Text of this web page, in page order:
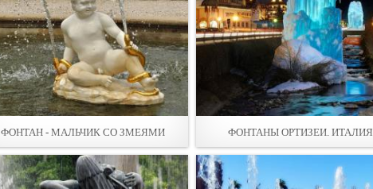
ФОНТАН - МАЛЬЧИК СО ЗМЕЯМИ ФОНТАНЫ ОРТИЗЕИ. ИТАЛИЯ